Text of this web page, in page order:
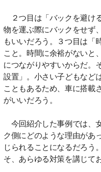
２つ目は「バックを避け
物を運ぶ際にバックをせず
もいいだろう。３つ目は「
こと。時間に余裕がないと
につながりやすいからだ。
設置」。小さい子どもなど
こともあるため、車に搭載
がいいだろう。
今回紹介した事例では、
ク側にどのような理由があ
じられることになるだろう
そ、あらゆる対策を講じて